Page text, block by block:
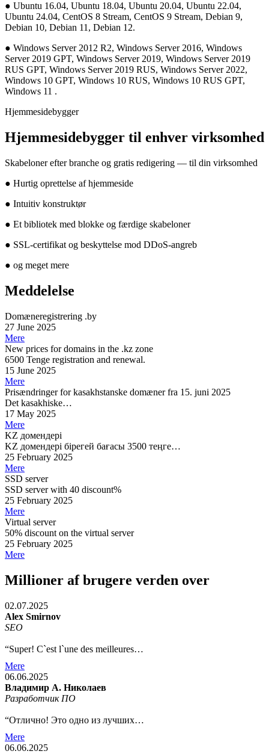
● Ubuntu 16.04, Ubuntu 18.04, Ubuntu 20.04, Ubuntu 22.04,
Ubuntu 24.04, CentOS 8 Stream, CentOS 9 Stream, Debian 9,
Debian 10, Debian 11, Debian 12.
● Windows Server 2012 R2, Windows Server 2016, Windows
Server 2019 GPT, Windows Server 2019, Windows Server 2019
RUS GPT, Windows Server 2019 RUS, Windows Server 2022,
Windows 10 GPT, Windows 10 RUS, Windows 10 RUS GPT,
Windows 11 .
Hjemmesidebygger
Hjemmesidebygger til enhver virksomhed
Skabeloner efter branche og gratis redigering — til din virksomhed
● Hurtig oprettelse af hjemmeside
● Intuitiv konstruktør
● Et bibliotek med blokke og færdige skabeloner
● SSL-certifikat og beskyttelse mod DDoS-angreb
● og meget mere
Meddelelse
Domæneregistrering .by
27 June 2025
Mere
New prices for domains in the .kz zone
6500 Tenge registration and renewal.
15 June 2025
Mere
Prisændringer for kasakhstanske domæner fra 15. juni 2025
Det kasakhiske…
17 May 2025
Mere
KZ домендері
KZ домендері бірегей бағасы 3500 теңге…
25 February 2025
Mere
SSD server
SSD server with 40 discount%
25 February 2025
Mere
Virtual server
50% discount on the virtual server
25 February 2025
Mere
Millioner af brugere verden over
02.07.2025
Alex Smirnov
SEO
“Super! C`est l`une des meilleures…
Mere
06.06.2025
Владимир А. Николаев
Разработчик ПО
“Отлично! Это одно из лучших…
Mere
06.06.2025